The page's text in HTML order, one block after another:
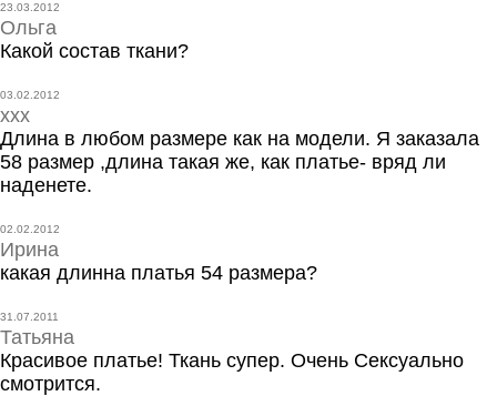
23.03.2012
Ольга
Какой состав ткани?
03.02.2012
ххх
Длина в любом размере как на модели. Я заказала
58 размер ,длина такая же, как платье- вряд ли
наденете.
02.02.2012
Ирина
какая длинна платья 54 размера?
31.07.2011
Татьяна
Красивое платье! Ткань супер. Очень Сексуально
смотрится.